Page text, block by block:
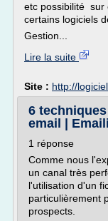
etc possibilité sur
certains logiciels
Gestion...
Lire la suite
Site : http://
6
email |
1 réponse
Comme nous
un canal très
l'utilisation d'un
particulièrement
prospects.